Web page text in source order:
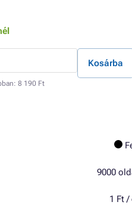
Kosárba
8 190 Ft
9000
1 Ft